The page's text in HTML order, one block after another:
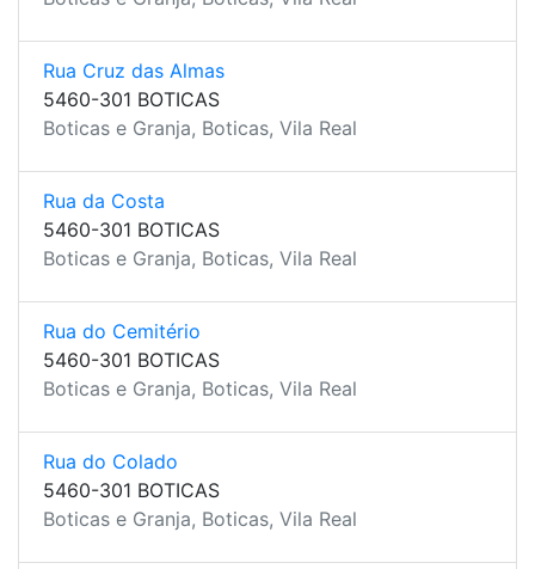
Rua Cruz das Almas
5460-301 BOTICAS
Boticas e Granja, Boticas, Vila Real
Rua da Costa
5460-301 BOTICAS
Boticas e Granja, Boticas, Vila Real
Rua do Cemitério
5460-301 BOTICAS
Boticas e Granja, Boticas, Vila Real
Rua do Colado
5460-301 BOTICAS
Boticas e Granja, Boticas, Vila Real